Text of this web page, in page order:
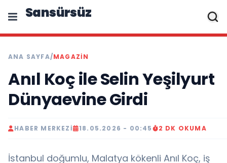
Sansürsüz
ANA SAYFA/MAGAZIN
Anıl Koç ile Selin Yeşilyurt
Dünyaevine Girdi
HABER MERKEZI 18.05.2026 - 00:45 2 DK OKUMA
İstanbul doğumlu, Malatya kökenli Anıl Koç, iş